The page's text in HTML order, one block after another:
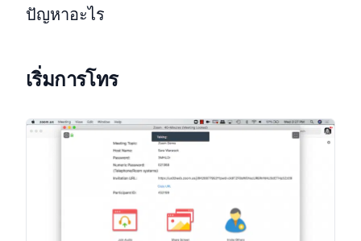
ปัญหาอะไร
เริ่มการโทร